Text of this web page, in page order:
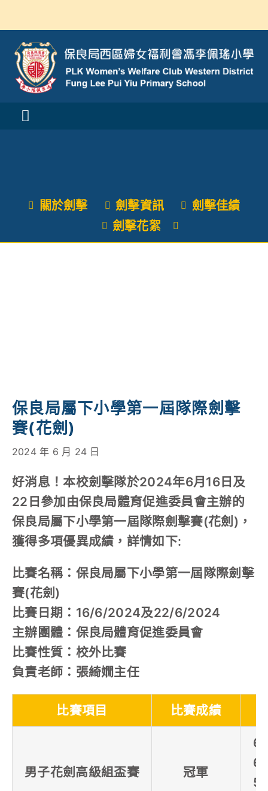
content
Toggle
學與教
校風及學生支援
關於劍擊 劍擊資訊
劍擊佳績
劍擊花絮
保良局屬下小學第一屆隊際劍擊
賽(花劍)
2024 年 6 月 24 日
好消息！本校劍擊隊於2024年6月16日及
22日參加由保良局體育促進委員會主辦的
保良局屬下小學第一屆隊際劍擊賽(花劍)，
獲得多項優異成績，詳情如下:
比賽名稱：保良局屬下小學第一屆隊際劍擊
賽(花劍)
比賽日期：16/6/2024及22/6/2024
主辦團體：保良局體育促進委員會
比賽性質：校外比賽
負責老師：張綺嫺主任
比賽項目 比賽成績
男子花劍高級組盃賽 冠軍